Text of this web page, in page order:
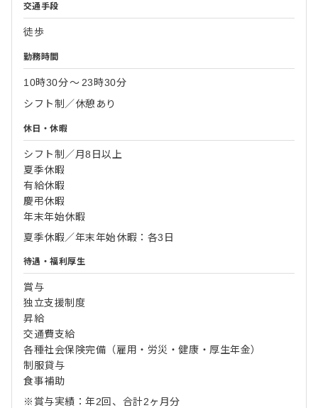
交通手段
徒歩
勤務時間
10時30分〜 23時30分
シフト制／休憩あり
休日・休暇
シフト制／月8日以上
夏季休暇
有給休暇
慶弔休暇
年末年始休暇
夏季休暇／年末年始休暇：各3日
待遇・福利厚生
賞与
独立支援制度
昇給
交通費支給
各種社会保険完備（雇用・労災・健康・厚生年金）
制服貸与
食事補助
※賞与実績：年2回、合計2ヶ月分